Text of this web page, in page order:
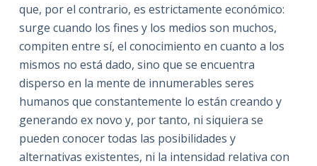
que, por el contrario, es estrictamente económico:
surge cuando los fines y los medios son muchos,
compiten entre sí, el conocimiento en cuanto a los
mismos no está dado, sino que se encuentra
disperso en la mente de innumerables seres
humanos que constantemente lo están creando y
generando ex novo y, por tanto, ni siquiera se
pueden conocer todas las posibilidades y
alternativas existentes, ni la intensidad relativa con